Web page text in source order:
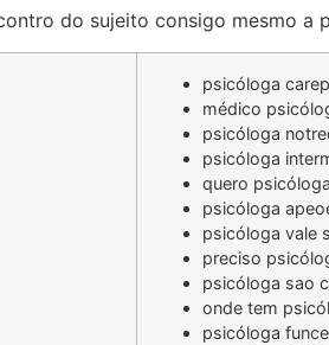
do sujeito consigo mesmo a
psicóloga
médico
psicóloga
psicóloga
quero
psicóloga
psicóloga vale
preciso
psicóloga sao
onde tem
psicóloga